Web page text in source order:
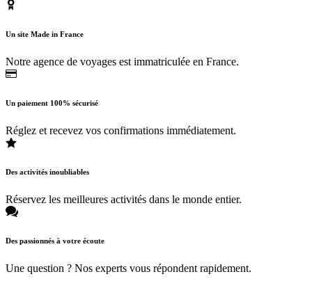
Un site Made in France
Notre agence de voyages est immatriculée en France.
Un paiement 100% sécurisé
Réglez et recevez vos confirmations immédiatement.
Des activités inoubliables
Réservez les meilleures activités dans le monde entier.
Des passionnés à votre écoute
Une question ? Nos experts vous répondent rapidement.